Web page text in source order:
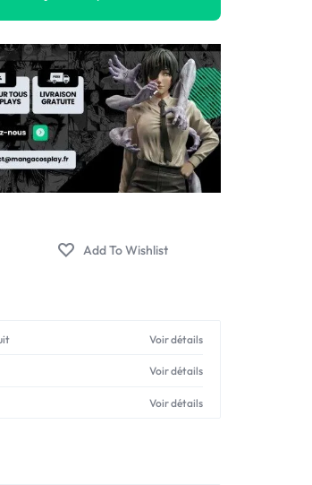
Voir détails
Voir détails
Voir détails